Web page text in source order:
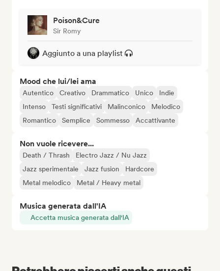
Poison&Cure
Sir Romy
Aggiunto a una playlist
Mood che lui/lei ama
Autentico Creativo Drammatico Unico
Indie
Intenso
Testi significativi Malinconico
Melodico
Romantico
Semplice Sommesso Accattivante
Non vuole ricevere...
Death / Thrash
Electro Jazz / Nu Jazz
Jazz sperimentale
Jazz fusion
Hardcore
Metal melodico
Metal / Heavy metal
Musica generata dall'IA
Accetta musica generata dall'IA